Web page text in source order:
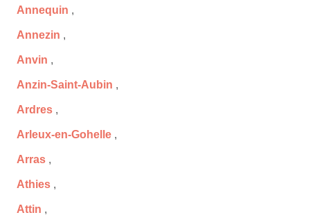
Annequin ,
Annezin ,
Anvin ,
Anzin-Saint-Aubin ,
Ardres ,
Arleux-en-Gohelle ,
Arras ,
Athies ,
Attin ,